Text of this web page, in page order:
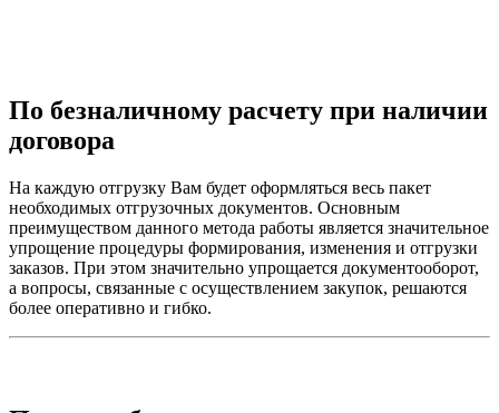
По безналичному расчету при наличии
договора
На каждую отгрузку Вам будет оформляться весь пакет
необходимых отгрузочных документов. Основным
преимуществом данного метода работы является значительное
упрощение процедуры формирования, изменения и отгрузки
заказов. При этом значительно упрощается документооборот,
а вопросы, связанные с осуществлением закупок, решаются
более оперативно и гибко.